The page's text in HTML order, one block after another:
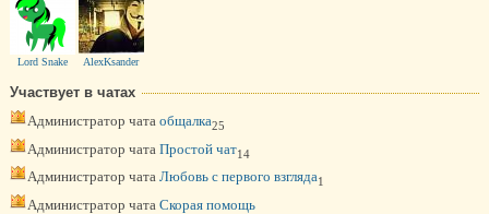
Lord Snake AlexKsander
Участвует в чатах
Администратор чата общалка25
Администратор чата Простой чат14
Администратор чата Любовь с первого взгляда1
Администратор чата Скорая помощь